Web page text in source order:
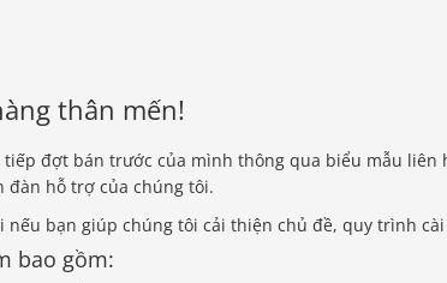
thân mến!
đợt bán trước của mình thông qua biểu mẫu liên
đàn hỗ trợ của chúng tôi.
nếu bạn giúp chúng tôi cải thiện chủ đề, quy trình
bao gồm: